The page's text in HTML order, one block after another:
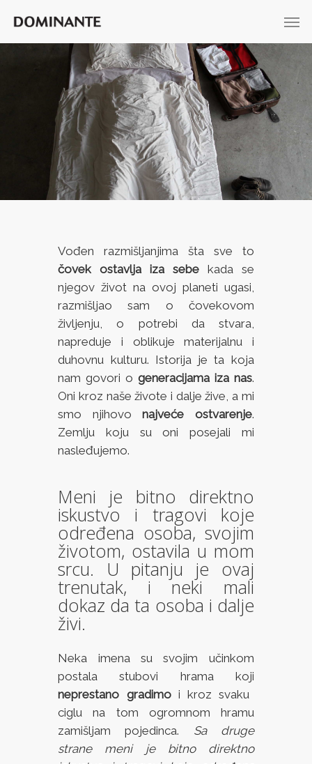
Vođen razmišljanjima šta sve to
čovek ostavlja iza sebekada se
njegov život na ovoj planeti ugasi,
razmišljao sam o čovekovom
življenju, o potrebi da stvara,
napreduje i oblikuje materijalnu i
duhovnu kulturu. Istorija je ta koja
nam govori o generacijama iza nas.
Oni kroz naše živote i dalje žive, a mi
smo njihovonajveće ostvarenje.
Zemlju koju su oni posejali mi
nasleđujemo.
Meni je bitno direktno
iskustvo i tragovi koje
određena osoba, svojim
životom, ostavila u mom
srcu. U pitanju je ovaj
trenutak, i neki mali
dokaz da ta osoba i dalje
živi.
Neka imena su svojim učinkom
postala stubovi hrama koji
neprestano gradimoi kroz svaku
ciglu na tom ogromnom hramu
zamišljam pojedinca. Sa druge
strane meni je bitno direktno